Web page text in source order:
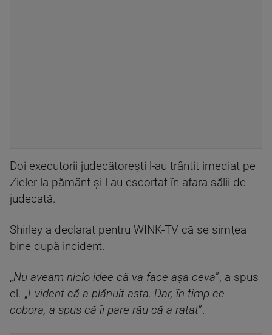
Doi executorii judecătorești l-au trântit imediat pe
Zieler la pământ și l-au escortat în afara sălii de
judecată.
Shirley a declarat pentru WINK-TV că se simțea
bine după incident.
„Nu aveam nicio idee că va face așa ceva”, a spus
el. „Evident că a plănuit asta. Dar, în timp ce
cobora, a spus că îi pare rău că a ratat”.